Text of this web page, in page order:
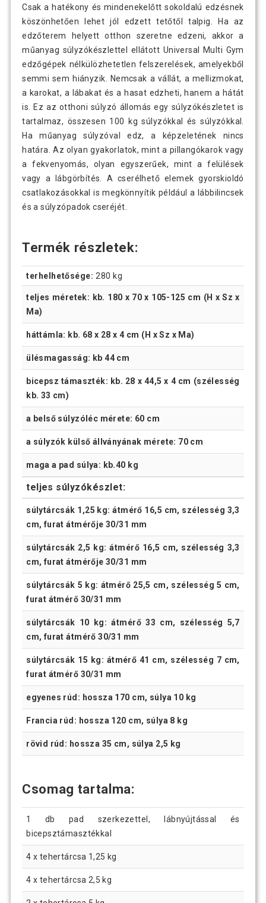
Csak a hatékony és mindenekelőtt sokoldalú edzésnek
köszönhetően lehet jól edzett tetőtől talpig. Ha az
edzőterem helyett otthon szeretne edzeni, akkor a
műanyag súlyzókészlettel ellátott Universal Multi Gym
edzőgépek nélkülözhetetlen felszerelések, amelyekből
semmi sem hiányzik. Nemcsak a vállát, a mellizmokat,
a karokat, a lábakat és a hasat edzheti, hanem a hátát
is. Ez az otthoni súlyzó állomás egy súlyzókészletet is
tartalmaz, összesen 100 kg súlyzókkal és súlyzókkal.
Ha műanyag súlyzóval edz, a képzeletének nincs
határa. Az olyan gyakorlatok, mint a pillangókarok vagy
a fekvenyomás, olyan egyszerűek, mint a felülések
vagy a lábgörbítés. A cserélhető elemek gyorskioldó
csatlakozásokkal is megkönnyítik például a lábbilincsek
és a súlyzópadok cseréjét.
Termék részletek:
terhelhetősége: 280 kg
teljes méretek: kb. 180 x 70 x 105-125 cm (H x Sz x
Ma)
háttámla: kb. 68 x 28 x 4 cm (H x Sz x Ma)
ülésmagasság: kb 44 cm
bicepsz támaszték: kb. 28 x 44,5 x 4 cm (szélesség
kb. 33 cm)
a belső súlyzóléc mérete: 60 cm
a súlyzók külső állványának mérete: 70 cm
maga a pad súlya: kb.40 kg
teljes súlyzókészlet:
súlytárcsák 1,25 kg: átmérő 16,5 cm, szélesség 3,3
cm, furat átmérője 30/31 mm
súlytárcsák 2,5 kg: átmérő 16,5 cm, szélesség 3,3
cm, furat átmérője 30/31 mm
súlytárcsák 5 kg: átmérő 25,5 cm, szélesség 5 cm,
furat átmérő 30/31 mm
súlytárcsák 10 kg: átmérő 33 cm, szélesség 5,7
cm, furat átmérő 30/31 mm
súlytárcsák 15 kg: átmérő 41 cm, szélesség 7 cm,
furat átmérő 30/31 mm
egyenes rúd: hossza 170 cm, súlya 10 kg
Francia rúd: hossza 120 cm, súlya 8 kg
rövid rúd: hossza 35 cm, súlya 2,5 kg
Csomag tartalma:
1 db pad szerkezettel, lábnyújtással és
bicepsztámasztékkal
4 x tehertárcsa 1,25 kg
4 x tehertárcsa 2,5 kg